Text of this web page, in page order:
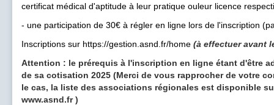
certificat médical d'aptitude à leur pratique ouleur licence
- une participation de 30€ à régler en ligne lors de l'inscription
Inscriptions sur https://gestion.asnd.fr/home (à effectuer avant
Attention : le prérequis à l'inscription en ligne étant d'être
de sa cotisation 2025 (Merci de vous rapprocher de votre
le cas, la liste des associations régionales est disponible
www.asnd.fr )